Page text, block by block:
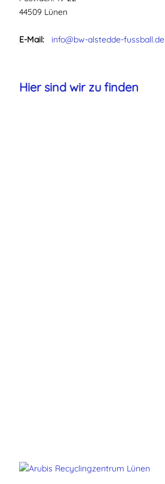
44509 Lünen
E-Mail: info@bw-alstedde-fussball.de
Hier sind wir zu finden